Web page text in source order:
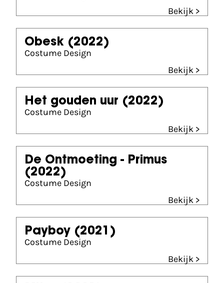
Bekijk >
Obesk (2022)
Costume Design
Bekijk >
Het gouden uur (2022)
Costume Design
Bekijk >
De Ontmoeting - Primus
(2022)
Costume Design
Bekijk >
Payboy (2021)
Costume Design
Bekijk >